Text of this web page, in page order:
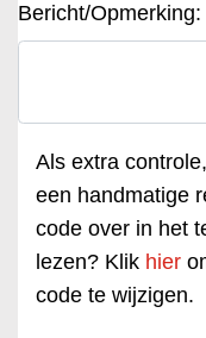
Bericht/Opmerking:
Als extra
een handmatige
code over in het
lezen? Klik hier
code te wijzigen.